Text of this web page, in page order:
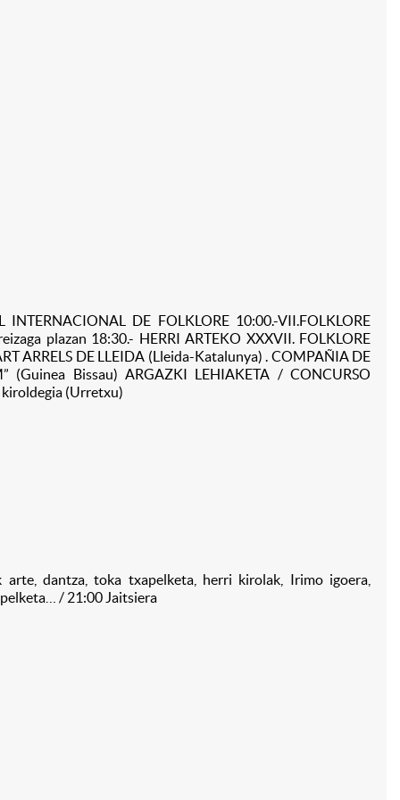
DE FOLKLORE 10:00.-VII.FOLKLORE
plazan 18:30.- HERRI ARTEKO XXXVII. FOLKLORE
ARRELS DE LLEIDA (Lleida-Katalunya) . COMPAÑIA DE
(Guinea Bissau) ARGAZKI LEHIAKETA / CONCURSO
(Urretxu)
dantza, toka txapelketa, herri kirolak, Irimo igoera,
/ 21:00 Jaitsiera